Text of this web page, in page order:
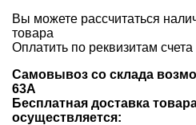
Вы можете рассчитаться
товара
Оплатить по реквизитам счета
Самовывоз со склада
63А
Бесплатная доставка
осуществляется: